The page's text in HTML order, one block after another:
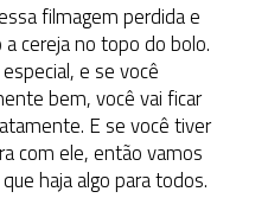
filmagem perdida e
cereja no topo do bolo.
e se você
bem, você vai ficar
E se você tiver
com ele, então vamos
haja algo para todos.